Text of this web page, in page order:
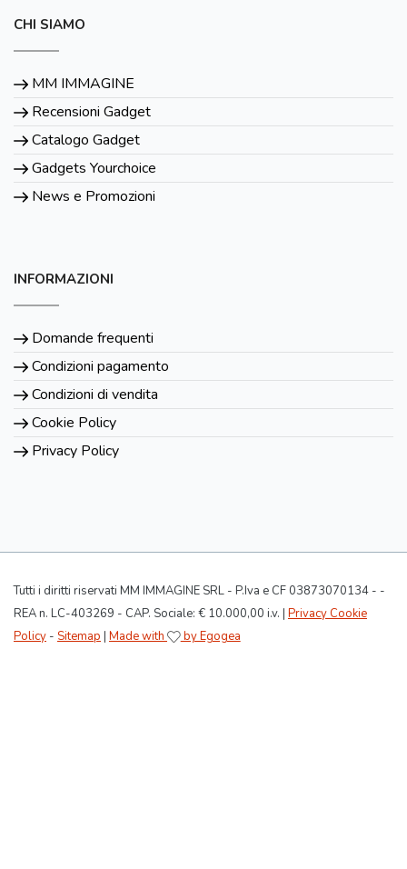
CHI SIAMO
MM IMMAGINE
Recensioni Gadget
Catalogo Gadget
Gadgets Yourchoice
News e Promozioni
INFORMAZIONI
Domande frequenti
Condizioni pagamento
Condizioni di vendita
Cookie Policy
Privacy Policy
Tutti i diritti riservati MM IMMAGINE SRL - P.Iva e CF 03873070134 - -
REA n. LC-403269 - CAP. Sociale: € 10.000,00 i.v. | Privacy Cookie
Policy - Sitemap | Made with by Egogea